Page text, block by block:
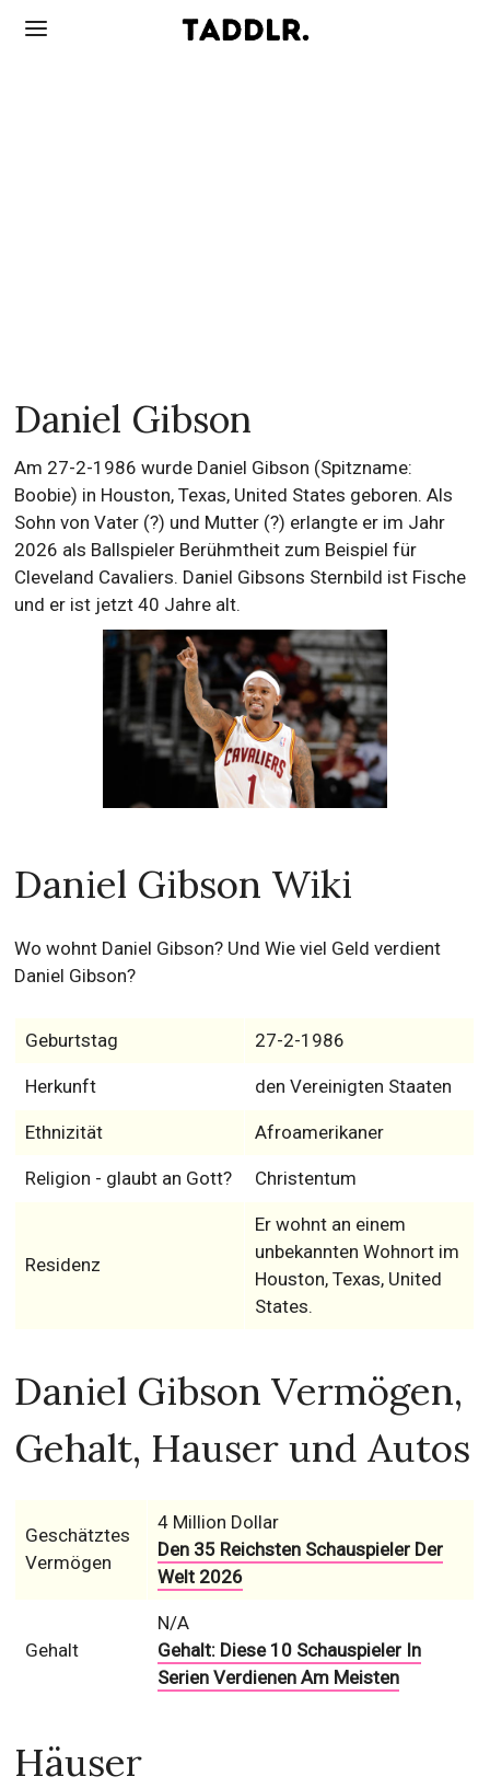
Daniel Gibson
Am 27-2-1986 wurde Daniel Gibson (Spitzname:
Boobie) in Houston, Texas, United States geboren. Als
Sohn von Vater (?) und Mutter (?) erlangte er im Jahr
2026 als Ballspieler Berühmtheit zum Beispiel für
Cleveland Cavaliers. Daniel Gibsons Sternbild ist Fische
und er ist jetzt 40 Jahre alt.
Daniel Gibson Wiki
Wo wohnt Daniel Gibson? Und Wie viel Geld verdient
Daniel Gibson?
Geburtstag 27-2-1986
Herkunft den Vereinigten Staaten
Ethnizität Afroamerikaner
Religion - glaubt an Gott? Christentum
Residenz
Er wohnt an einem
unbekannten Wohnort im
Houston, Texas, United
States.
Daniel Gibson Vermögen,
Gehalt, Hauser und Autos
Geschätztes
Vermögen
4 Million Dollar
Den 35 Reichsten Schauspieler Der
Welt 2026
Gehalt
N/A
Gehalt: Diese 10 Schauspieler In
Serien Verdienen Am Meisten
Häuser